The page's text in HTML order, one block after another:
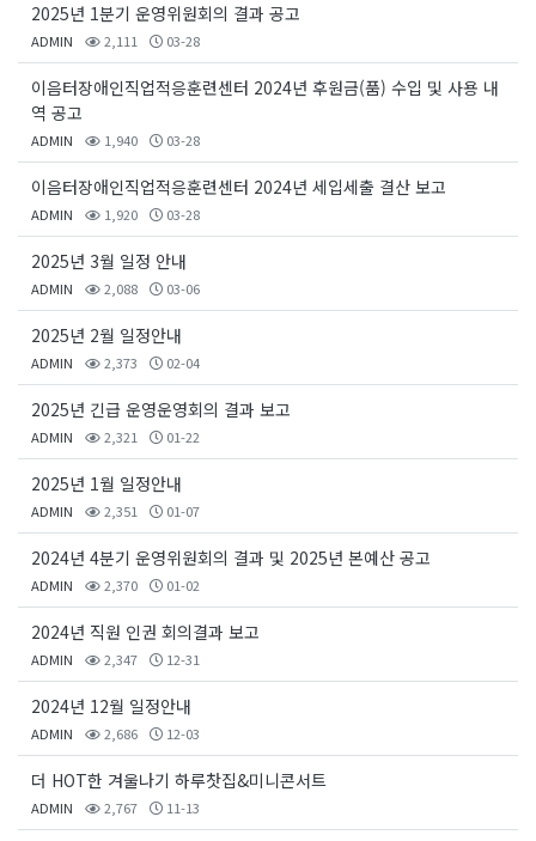
2025년 1분기 운영위원회의 결과 공고
ADMIN 2,111 03-28
이음터장애인직업적응훈련센터 2024년 후원금(품) 수입 및 사용 내
역 공고
ADMIN 1,940 03-28
이음터장애인직업적응훈련센터 2024년 세입세출 결산 보고
ADMIN 1,920 03-28
2025년 3월 일정 안내
ADMIN 2,088 03-06
2025년 2월 일정안내
ADMIN 2,373 02-04
2025년 긴급 운영운영회의 결과 보고
ADMIN 2,321 01-22
2025년 1월 일정안내
ADMIN 2,351 01-07
2024년 4분기 운영위원회의 결과 및 2025년 본예산 공고
ADMIN 2,370 01-02
2024년 직원 인권 회의결과 보고
ADMIN 2,347 12-31
2024년 12월 일정안내
ADMIN 2,686 12-03
더 HOT한 겨울나기 하루찻집&미니콘서트
ADMIN 2,767 11-13